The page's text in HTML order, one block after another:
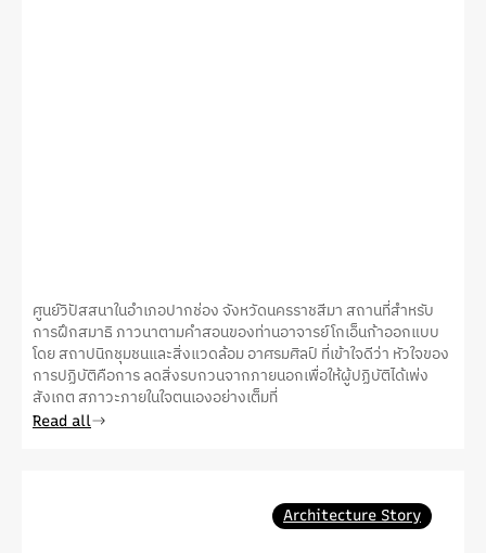
ศูนย์วิปัสสนาในอำเภอปากช่อง จังหวัดนครราชสีมา สถานที่สำหรับ
การฝึกสมาธิ ภาวนาตามคำสอนของท่านอาจารย์โกเอ็นก้าออกแบบ
โดย สถาปนิกชุมชนและสิ่งแวดล้อม อาศรมศิลป์ ที่เข้าใจดีว่า หัวใจของ
การปฏิบัติคือการ ลดสิ่งรบกวนจากภายนอกเพื่อให้ผู้ปฏิบัติได้เพ่ง
สังเกต สภาวะภายในใจตนเองอย่างเต็มที่
Read all
Architecture Story